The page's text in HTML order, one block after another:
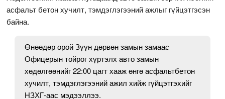
асфальт бетон хучилт, тэмдэглэгээний ажлыг гүйцэтгэсэн
байна.
Өнөөдөр орой Зүүн дөрвөн замын замаас
Офицерын тойрог хүртэлх авто замын
хөдөлгөөнийг 22:00 цагт хааж өнгө асфальтбетон
хучилт, тэмдэглэгээний ажил хийж гүйцэтгэхийг
НЗХГ-аас мэдээллээ.